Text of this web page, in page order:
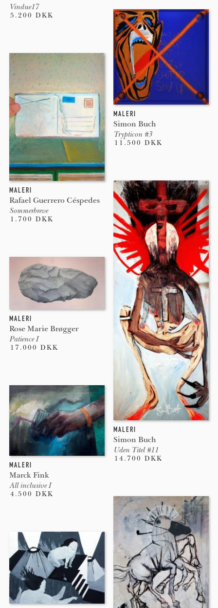
Vindue17
5.200 DKK
MALERI
Rafael Guerrero Céspedes
Sommerbreve
1.700 DKK
MALERI
Rose Marie Brøgger
Patience I
17.000 DKK
MALERI
Marck Fink
All inclusive I
4.500 DKK
MALERI
Simon Buch
Trypticon #3
11.500 DKK
MALERI
Simon Buch
Uden Titel #11
14.700 DKK